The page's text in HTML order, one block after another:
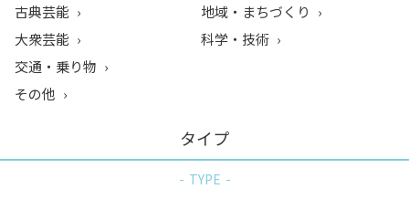
古典芸能
大衆芸能
地域・まちづくり
科学・技術
交通・乗り物
その他
タイプ
TYPE